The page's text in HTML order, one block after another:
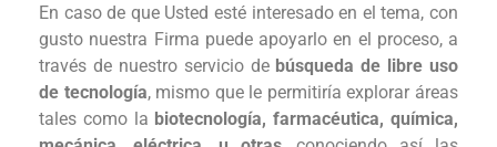
En caso de que Usted esté interesado en el tema, con
gusto nuestra Firma puede apoyarlo en el proceso, a
través de nuestro servicio debúsqueda de libre uso
de tecnología, mismo que le permitiría explorar áreas
tales como la biotecnología, farmacéutica, química,